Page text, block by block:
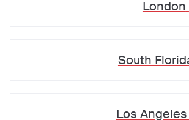
London
South
Los Angeles